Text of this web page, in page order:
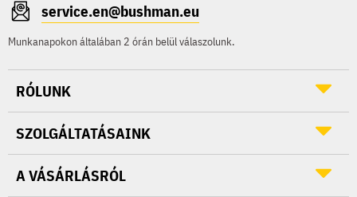
service.en@bushman.eu
Munkanapokon általában 2 órán belül válaszolunk.
RÓLUNK
SZOLGÁLTATÁSAINK
A VÁSÁRLÁSRÓL